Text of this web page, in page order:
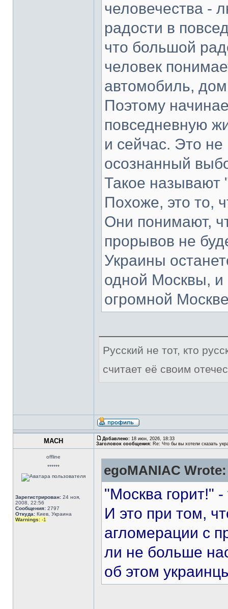
человечества -
радости в
что большой
человек
автомобиль,
Поэтому
повседневную
и сейчас. Это не
осознанный
Такое называют
Похоже, это то,
Они понимают,
прорывов не
Украины
одной Москвы, и
огромной
Русский не тот, кто
считает её своим
MACH Добавлено: 18 июн, 2026, 18:33
Заголовок сообщения: Re: Что бы вы хотели сказать
offline
******
Зарегистрирован: 24 ноя,
2008, 22:56
Сообщения: 2797
Откуда: Киев, Украина
Warnings: -1
egoMANIAC Wrote:
"Москва горит!"
И это при том,
агломерации с
ли не больше
об этом